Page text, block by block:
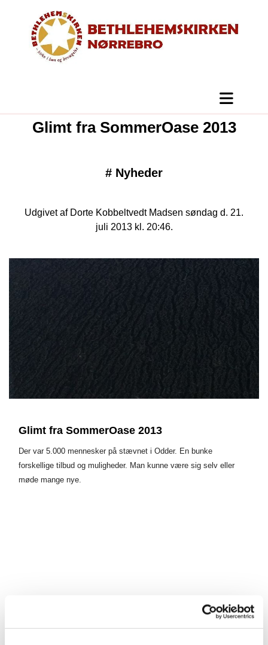
Glimt fra SommerOase 2013
# Nyheder
Udgivet af Dorte Kobbeltvedt Madsen søndag d. 21.
juli 2013 kl. 20:46.
Glimt fra SommerOase 2013
Der var 5.000 mennesker på stævnet i Odder. En bunke
forskellige tilbud og muligheder. Man kunne være sig selv eller
møde mange nye.